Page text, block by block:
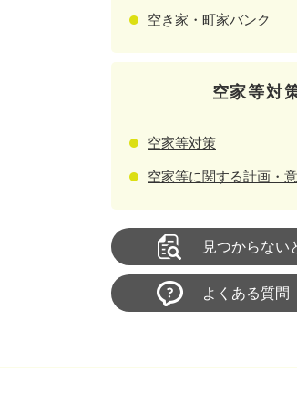
空き家・町家バンク
空家等対
空家等対策
空家等に関する計画・
見つからない
よくある質問